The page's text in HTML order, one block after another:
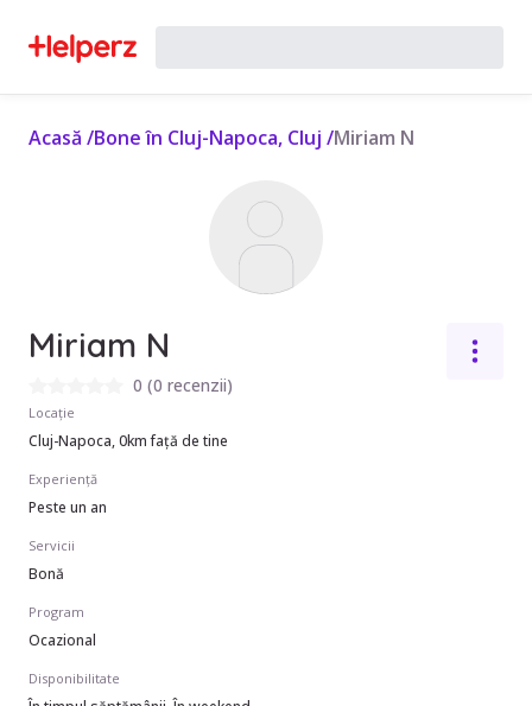
Acasă /Bone în Cluj-Napoca, Cluj /Miriam N
Miriam N
0 (0 recenzii)
Locație
Cluj-Napoca, 0km față de tine
Experiență
Peste un an
Servicii
Bonă
Program
Ocazional
Disponibilitate